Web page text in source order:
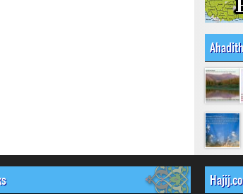
Ahadith